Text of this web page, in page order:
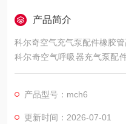
产品简介
科尔奇空气充气泵配件橡胶
科尔奇空气呼吸器充气泵配
充气管
简单介绍
产品型号：mch6
更新时间：2026-07-01